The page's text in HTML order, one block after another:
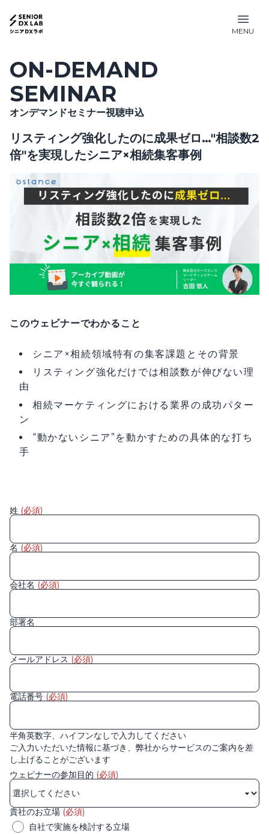
MENU
ON-DEMAND
SEMINAR
オンデマンドセミナー視聴申込
リスティング強化したのに成果ゼロ…"相談数2
倍"を実現したシニア×相続集客事例
このウェビナーでわかること
シニア×相続領域特有の集客課題とその背景
リスティング強化だけでは相談数が伸びない理
由
相続マーケティングにおける業界の成功パター
ン
“動かないシニア”を動かすための具体的な打ち
手
姓 (必須)
名 (必須)
会社名 (必須)
部署名
メールアドレス (必須)
電話番号 (必須)
半角英数字、ハイフンなしで入力してください
ご入力いただいた情報に基づき、弊社からサービスのご案内を差
し上げることがございます
ウェビナーの参加目的 (必須)
貴社のお立場 (必須)
自社で実施を検討する立場